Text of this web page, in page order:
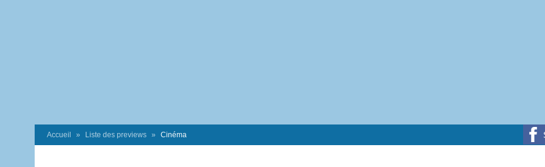
Accueil Liste des previews Cinéma